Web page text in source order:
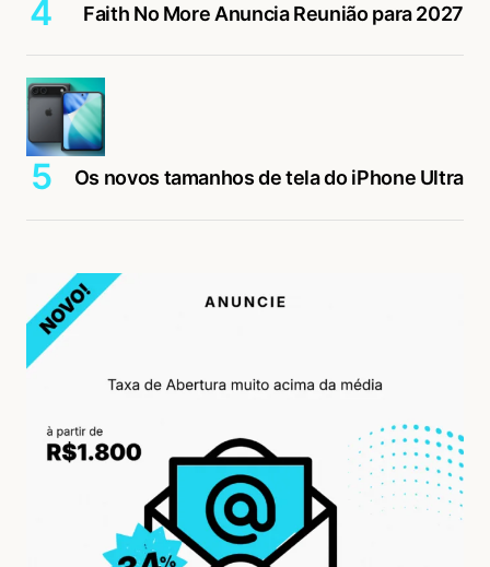
Faith No More Anuncia Reunião para 2027
Os novos tamanhos de tela do iPhone Ultra